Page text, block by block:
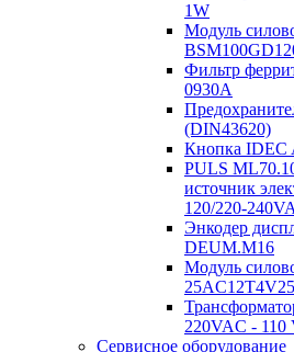
1W
Модуль
Фильтр
0930A
(DIN43620)
Кнопка IDEC
PULS
источник
120/220-
Энкодер
DEUM.M16
Модуль
25AC12T4V25
220VAC - 110
Сервисное оборудование